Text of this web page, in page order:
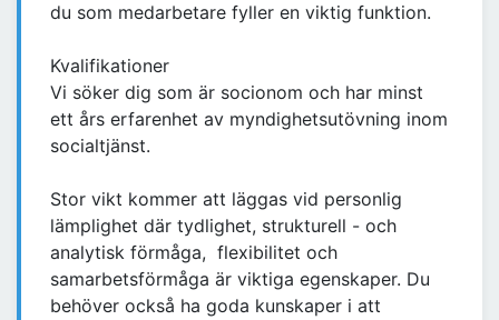
du som medarbetare fyller en viktig funktion.
Kvalifikationer
Vi söker dig som är socionom och har minst
ett års erfarenhet av myndighetsutövning inom
socialtjänst.
Stor vikt kommer att läggas vid personlig
lämplighet där tydlighet, strukturell - och
analytisk förmåga, flexibilitet och
samarbetsförmåga är viktiga egenskaper. Du
behöver också ha goda kunskaper i att